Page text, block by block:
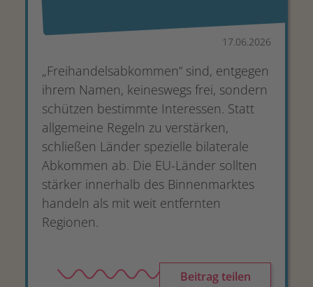
„Freihandelsabkommen“ sind, entgegen
ihrem Namen, keineswegs frei, sondern
schützen bestimmte Interessen. Statt
allgemeine Regeln zu verstärken,
schließen Länder spezielle bilaterale
Abkommen ab. Die EU-Länder sollten
stärker innerhalb des Binnenmarktes
handeln als mit weit entfernten
Regionen.
Beitrag teilen
17.06.2026